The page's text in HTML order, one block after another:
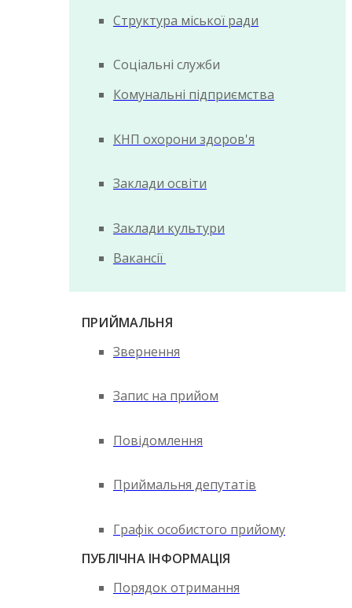
Структура міської ради
Соціальні служби
Комунальні підприємства
КНП охорони здоров'я
Заклади освіти
Заклади культури
Вакансії
ПРИЙМАЛЬНЯ
Звернення
Запис на прийом
Повідомлення
Приймальня депутатів
Графік особистого прийому
ПУБЛІЧНА ІНФОРМАЦІЯ
Порядок отримання